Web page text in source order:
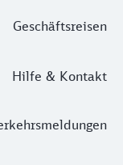
Geschäftsreisen
Hilfe & Kontakt